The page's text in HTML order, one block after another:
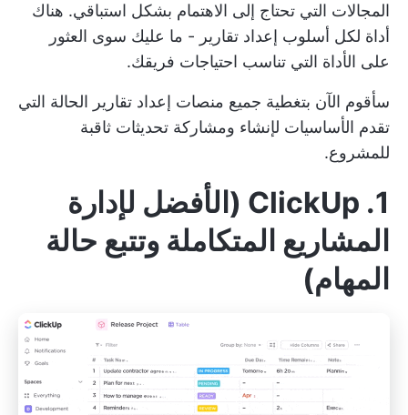
المجالات التي تحتاج إلى الاهتمام بشكل استباقي. هناك
أداة لكل أسلوب إعداد تقارير - ما عليك سوى العثور
على الأداة التي تناسب احتياجات فريقك.
سأقوم الآن بتغطية جميع منصات إعداد تقارير الحالة التي
تقدم الأساسيات لإنشاء ومشاركة تحديثات ثاقبة
للمشروع.
1. ClickUp (الأفضل لإدارة
المشاريع المتكاملة وتتبع حالة
المهام)